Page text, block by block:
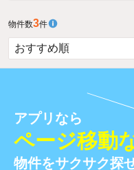
物件数3件
アプリなら
ページ移動
物件をサクサク探